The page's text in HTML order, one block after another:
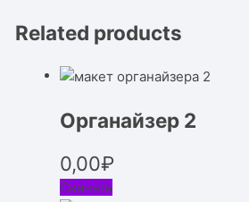
Related products
Органайзер 2
0,00₽
Скачать